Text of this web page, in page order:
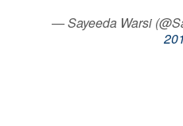
— Sayeeda Warsi